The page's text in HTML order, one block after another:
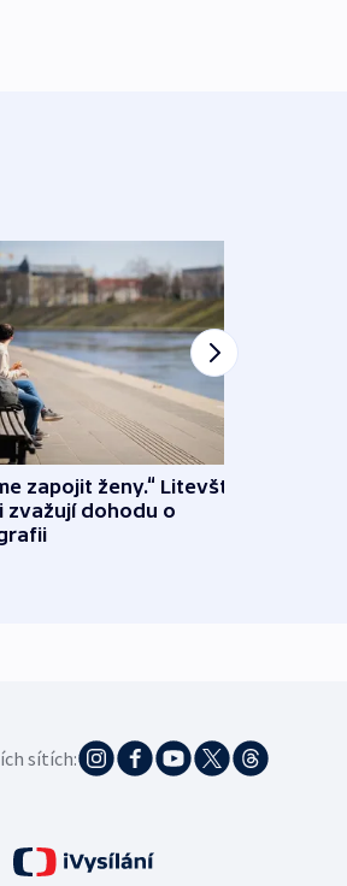
zapojit ženy.“ Litevští
zvažují dohodu o
sítích: